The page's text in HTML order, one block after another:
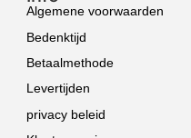
Algemene voorwaarden
Bedenktijd
Betaalmethode
Levertijden
privacy beleid